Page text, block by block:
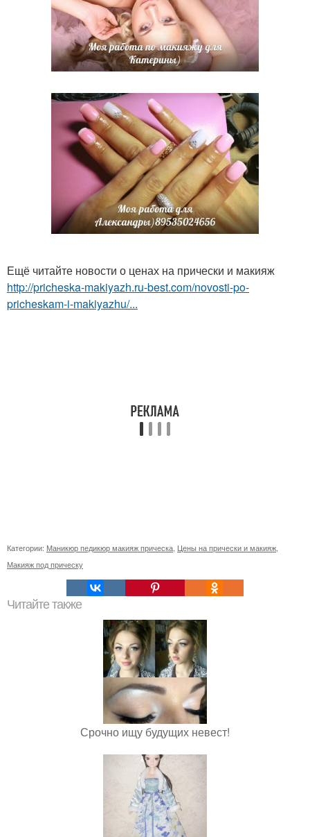
Ещё читайте новости о ценах на прически и макияж
http://pricheska-makiyazh.ru-best.com/novosti-po-
pricheskam-i-makiyazhu/...
Категории: Маникюр педикюр макияж прическа Цены на прически и макияж
Макияж под прическу
Читайте также
Срочно ищу будущих невест!